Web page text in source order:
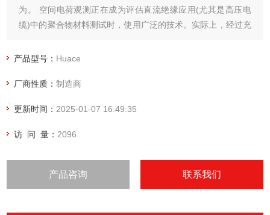
为。 空间电荷观测正在成为评估直流绝缘应用(尤其是高压电
缆)中的聚合物材料测试时，使用广泛的技术。实际上，经过充
效的主要原因，而且也是防止此类电缆快速劣化的主要原因。
绝缘劣化。但是，仍然缺少由空间电荷测量并且也与绝缘体的
产品型号： Huace
厂商性质：制造商
更新时间： 2025-01-07 16:49:35
访 问 量： 2096
产品咨询 联系我们